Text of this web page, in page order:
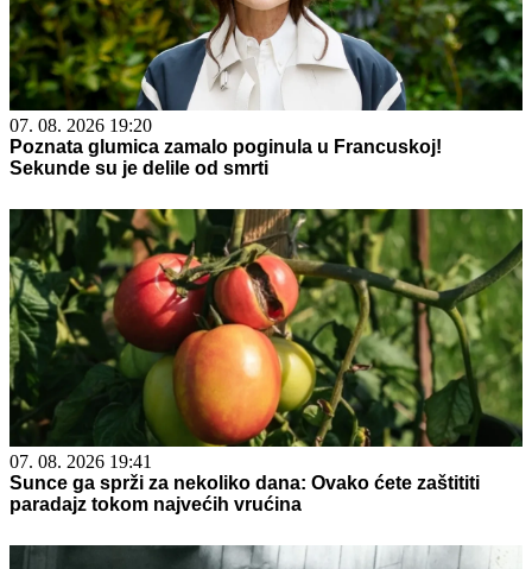
07. 08. 2026 19:20
Poznata glumica zamalo poginula u Francuskoj!
Sekunde su je delile od smrti
07. 08. 2026 19:41
Sunce ga sprži za nekoliko dana: Ovako ćete zaštititi
paradajz tokom najvećih vrućina